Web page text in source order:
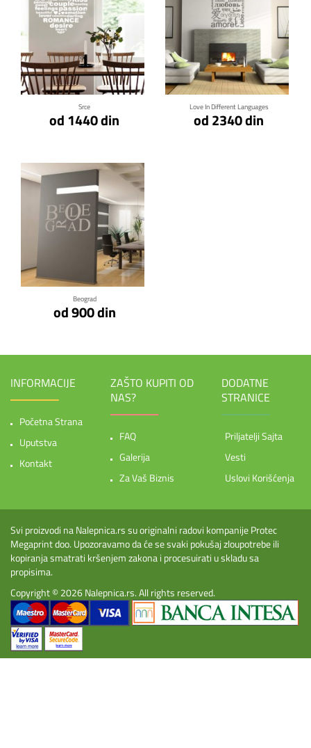
Srce
od 1440 din
Klikni za detalje
Love In Different Languages
od 2340 din
Klikni za detalje
Beograd
od 900 din
Klikni za detalje
INFORMACIJE
Početna Strana
Uputstva
Kontakt
ZAŠTO KUPITI OD
NAS?
FAQ
Galerija
Za Vaš Biznis
DODATNE
STRANICE
Priljatelji Sajta
Vesti
Uslovi Korišćenja
Svi proizvodi na Nalepnica.rs su originalni radovi kompanije Protec
Megaprint doo. Upozoravamo da će se svaki pokušaj zloupotrebe ili
kopiranja smatrati kršenjem zakona i procesuirati u skladu sa
propisima.
Copyright © 2026Nalepnica.rs. All rights reserved.